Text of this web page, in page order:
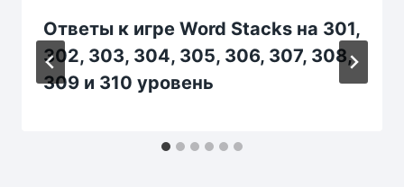
Ответы к игре Word Stacks на 301,
302, 303, 304, 305, 306, 307, 308,
309 и 310 уровень